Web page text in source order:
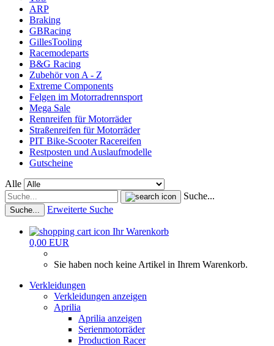
ARP
Braking
GBRacing
GillesTooling
Racemodeparts
B&G Racing
Zubehör von A - Z
Extreme Components
Felgen im Motorradrennsport
Mega Sale
Rennreifen für Motorräder
Straßenreifen für Motorräder
PIT Bike-Scooter Racereifen
Restposten und Auslaufmodelle
Gutscheine
Alle
Suche...
Suche... Erweiterte Suche
Ihr Warenkorb
0,00 EUR
Sie haben noch keine Artikel in Ihrem Warenkorb.
Verkleidungen
Verkleidungen anzeigen
Aprilia
Aprilia anzeigen
Serienmotorräder
Production Racer